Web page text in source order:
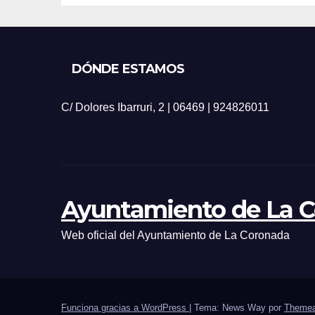
DÓNDE ESTAMOS
C/ Dolores Ibarruri, 2 | 06469 | 924826011
Ayuntamiento de La
Web oficial del Ayuntamiento de La Coronada
Funciona gracias a WordPress Tema: News Way por